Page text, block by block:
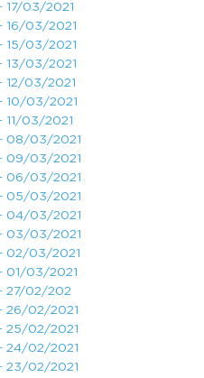
17/03/2021
16/03/2021
15/03/2021
13/03/2021
12/03/2021
10/03/2021
11/03/2021
08/03/2021
09/03/2021
06/03/2021
05/03/2021
04/03/2021
03/03/2021
02/03/2021
01/03/2021
27/02/202
26/02/2021
25/02/2021
24/02/2021
23/02/2021